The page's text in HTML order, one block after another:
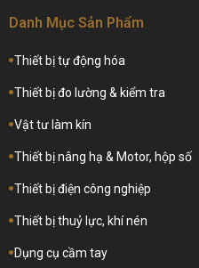
Danh Mục Sản Phẩm
Thiết bị tự động hóa
Thiết bị đo lường & kiểm tra
Vật tư làm kín
Thiết bị nâng hạ & Motor, hộp số
Thiết bị điện công nghiệp
Thiết bị thuỷ lực, khí nén
Dụng cụ cầm tay